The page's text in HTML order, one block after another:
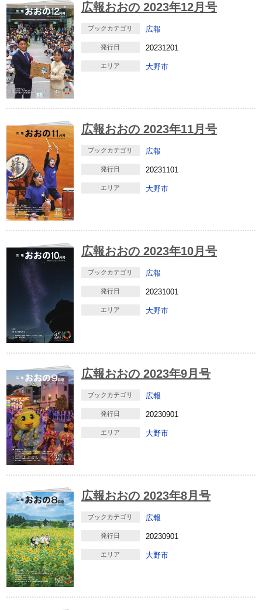
広報おおの 2023年12月号
ブックカテゴリ 広報
発行日 20231201
エリア 大野市
広報おおの 2023年11月号
ブックカテゴリ 広報
発行日 20231101
エリア 大野市
広報おおの 2023年10月号
ブックカテゴリ 広報
発行日 20231001
エリア 大野市
広報おおの 2023年9月号
ブックカテゴリ 広報
発行日 20230901
エリア 大野市
広報おおの 2023年8月号
ブックカテゴリ 広報
発行日 20230901
エリア 大野市